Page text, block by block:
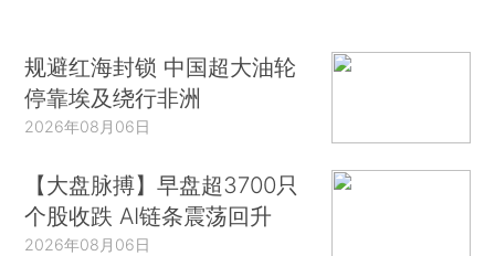
规避红海封锁 中国超大油轮
停靠埃及绕行非洲
2026年08月06日
【大盘脉搏】早盘超3700只
个股收跌 AI链条震荡回升
2026年08月06日